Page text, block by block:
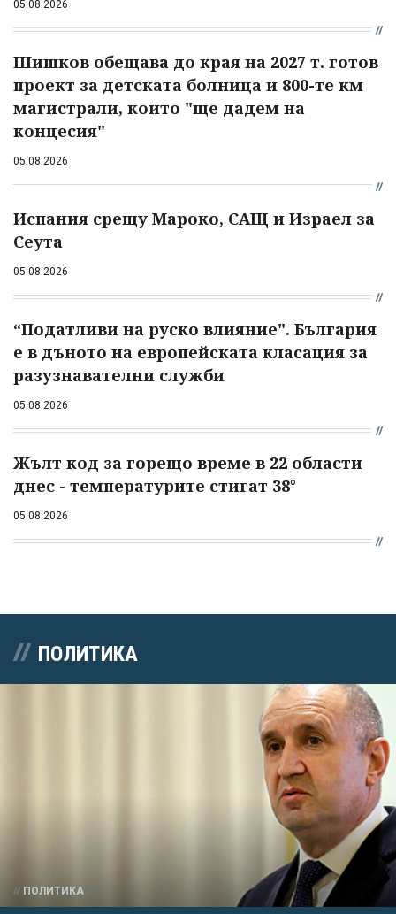
05.08.2026
Шишков обещава до края на 2027 т. готов
проект за детската болница и 800-те км
магистрали, които "ще дадем на
концесия"
05.08.2026
Испания срещу Мароко, САЩ и Израел за
Сеута
05.08.2026
“Податливи на руско влияние". България
е в дъното на европейската класация за
разузнавателни служби
05.08.2026
Жълт код за горещо време в 22 области
днес - температурите стигат 38°
05.08.2026
ПОЛИТИКА
ПОЛИТИКА